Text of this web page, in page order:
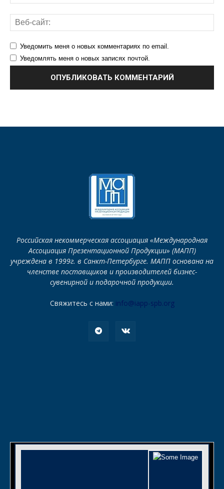
Уведомить меня о новых комментариях по email.
Уведомлять меня о новых записях почтой.
Российская некоммерческая ассоциация «Международная
Ассоциация Презентационной Продукции» (МАПП)
учреждена в 1999г. в Санкт-Петербурге. МАПП основана на
членстве поставщиков и производителей бизнес-
сувенирной и подарочной продукции.
Свяжитесь с нами: info@iapp-spb.org